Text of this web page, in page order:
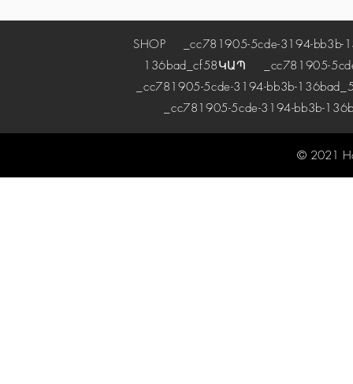
SHOP
_cc781905-5cde-3194-bb3b-
136bad_cf58ԿԱՊ _cc781905-
_cc781905-5cde-3194-bb3b-
_cc781905-5cde-3194-bb3b-
© 2021